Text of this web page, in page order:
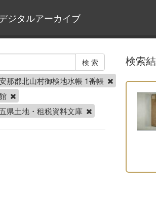
ジタルアーカイブ
那郡北山村御検地水帳 1番帳
県土地・租税資料文庫
検索